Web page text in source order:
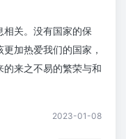
关。没有国家的保
加热爱我们的国家，
来之不易的繁荣与和
2023-01-08